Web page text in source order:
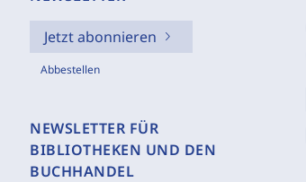
Jetzt abonnieren
Abbestellen
NEWSLETTER FÜR
BIBLIOTHEKEN UND DEN
BUCHHANDEL